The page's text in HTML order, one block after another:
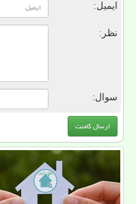
ایمیل:
نظر:
سوال: